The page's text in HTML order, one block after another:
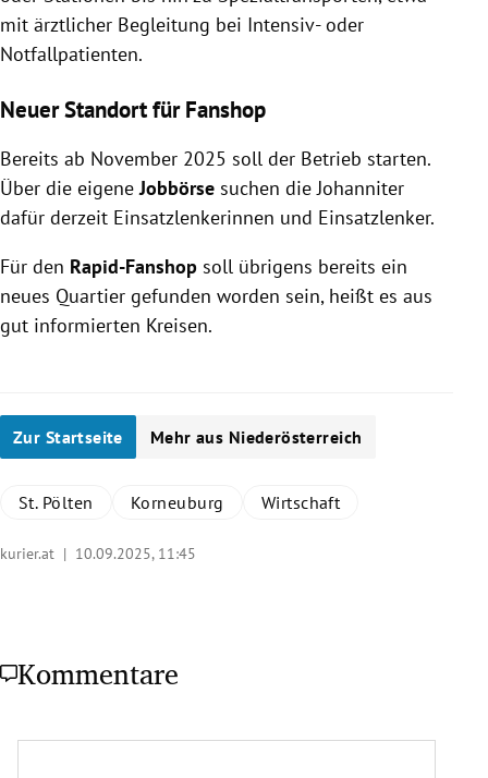
mit ärztlicher Begleitung bei Intensiv- oder
Notfallpatienten.
Neuer Standort für Fanshop
Bereits ab November 2025 soll der Betrieb starten.
Über die eigeneJobbörse suchen die Johanniter
dafür derzeit Einsatzlenkerinnen und Einsatzlenker.
Für den Rapid-Fanshop soll übrigens bereits ein
neues Quartier gefunden worden sein, heißt es aus
gut informierten Kreisen.
Zur Startseite Mehr aus Niederösterreich
St. Pölten Korneuburg Wirtschaft
kurier.at | 10.09.2025, 11:45
Kommentare